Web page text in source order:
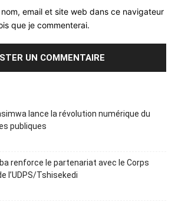
email et site web dans ce navigateur
que je commenterai.
lance la révolution numérique du
publiques
renforce le partenariat avec le Corps
l’UDPS/Tshisekedi